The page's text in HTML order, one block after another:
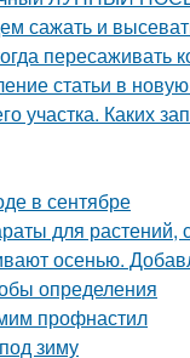
сажать и
пересаживать
статьи в
участка. Каких
в сентябре
для растений,
осенью.
определения
профнастил
зиму